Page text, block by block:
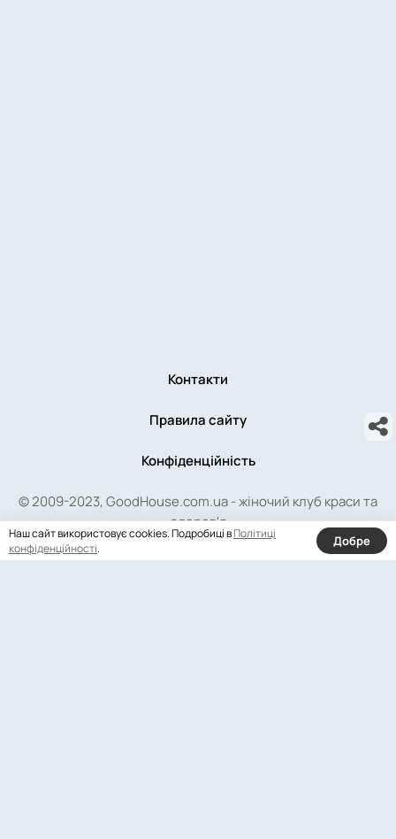
© 2009-2023, GoodHouse.com.ua - жіночий клуб краси та
здоров'я
Контакти
Правила сайту
Конфіденційність
Наш сайт використовує cookies. Подробиці вПолітиці
конфіденційності. Добре